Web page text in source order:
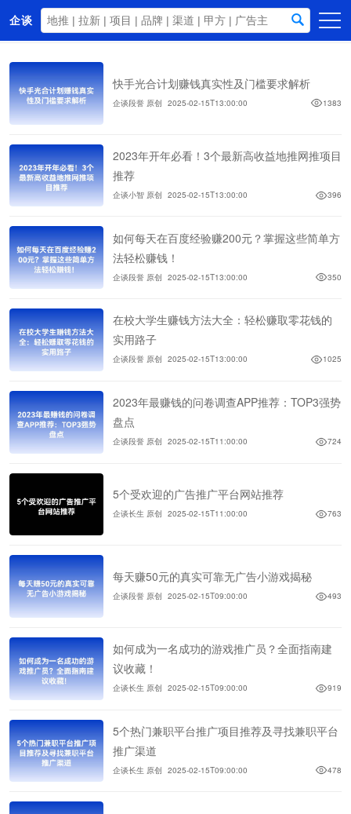
企谈
商务资源
资讯动态
关于我们
快手光合计划赚钱真实性及门槛要求解析
企谈段誉 原创 2025-02-15T13:00:00 1383
2023年开年必看！3个最新高收益地推网推项目
推荐
企谈小智 原创 2025-02-15T13:00:00 396
如何每天在百度经验赚200元？掌握这些简单方
法轻松赚钱！
企谈段誉 原创 2025-02-15T13:00:00 350
在校大学生赚钱方法大全：轻松赚取零花钱的
实用路子
企谈段誉 原创 2025-02-15T13:00:00 1025
2023年最赚钱的问卷调查APP推荐：TOP3强势
盘点
企谈段誉 原创 2025-02-15T11:00:00 724
5个受欢迎的广告推广平台网站推荐
企谈长生 原创 2025-02-15T11:00:00 763
每天赚50元的真实可靠无广告小游戏揭秘
企谈段誉 原创 2025-02-15T09:00:00 493
如何成为一名成功的游戏推广员？全面指南建
议收藏！
企谈长生 原创 2025-02-15T09:00:00 919
5个热门兼职平台推广项目推荐及寻找兼职平台
推广渠道
企谈长生 原创 2025-02-15T09:00:00 478